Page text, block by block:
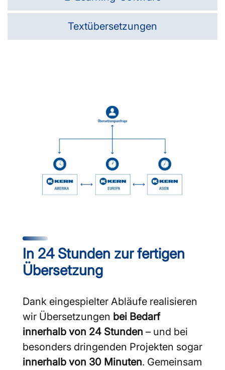
Textübersetzungen
In 24 Stunden zur fertigen
Übersetzung
Dank eingespielter Abläufe realisieren
wir Übersetzungen bei Bedarf
innerhalb von 24 Stunden – und bei
besonders dringenden Projekten sogar
innerhalb von 30 Minuten. Gemeinsam